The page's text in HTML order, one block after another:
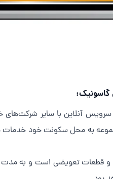
به محل سکونت خود